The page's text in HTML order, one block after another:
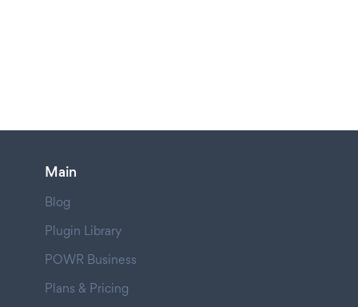
Main
Blog
Plugin Library
POWR Business
Plans & Pricing